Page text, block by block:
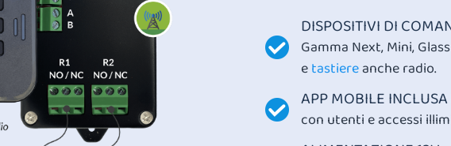
DISPOSITIVI DI
Gamma Next, Mini,
etastiereanche radio.
APP MOBILE INCLUSA
con utenti e accessi